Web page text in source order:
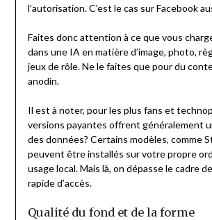
l’autorisation. C’est le cas sur Facebook
Faites donc attention à ce que vous
dans une IA en matière d’image, photo,
jeux de rôle. Ne le faites que pour du
anodin.
Il est à noter, pour les plus fans et
versions payantes offrent généralement
des données? Certains modèles, comme
peuvent être installés sur votre propre
usage local. Mais là, on dépasse le cadre
rapide d’accès.
Qualité du fond et de la forme